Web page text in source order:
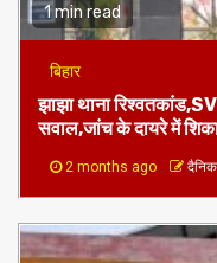
1 min read
बिहार
झाझा थाना
सवाल,जांच के दायरे में
2 months ago